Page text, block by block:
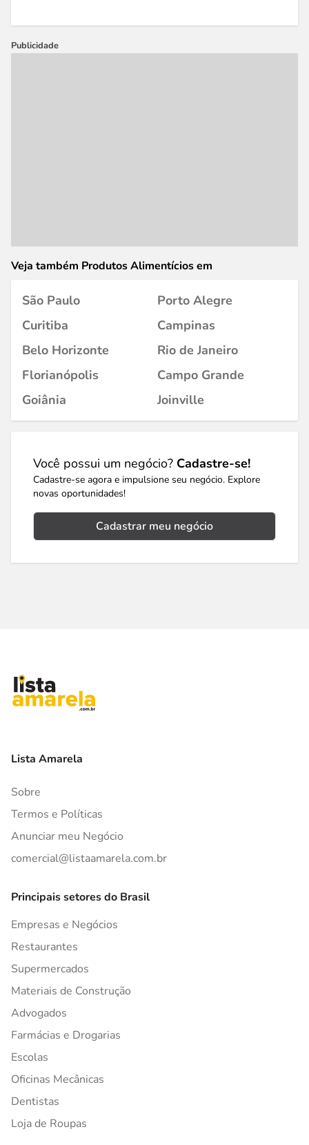
Publicidade
Veja também Produtos Alimentícios em
São Paulo
Porto Alegre
Curitiba
Campinas
Belo Horizonte
Rio de Janeiro
Florianópolis
Campo Grande
Goiânia
Joinville
Você possui um negócio? Cadastre-se!
Cadastre-se agora e impulsione seu negócio. Explore
novas oportunidades!
Cadastrar meu negócio
Lista Amarela
Sobre
Termos e Políticas
Anunciar meu Negócio
comercial@listaamarela.com.br
Principais setores do Brasil
Empresas e Negócios
Restaurantes
Supermercados
Materiais de Construção
Advogados
Farmácias e Drogarias
Escolas
Oficinas Mecânicas
Dentistas
Loja de Roupas